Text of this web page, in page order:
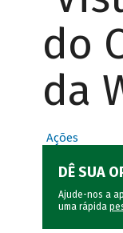
do
da
Ações
DÊ SUA
Ajude-nos a
uma rápida